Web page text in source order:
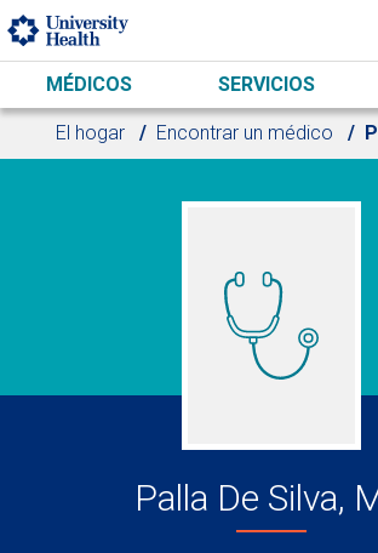
Skip to main content
MÉDICOS SERVICIOS
El hogar Encontrar un médico
Palla De Silva,